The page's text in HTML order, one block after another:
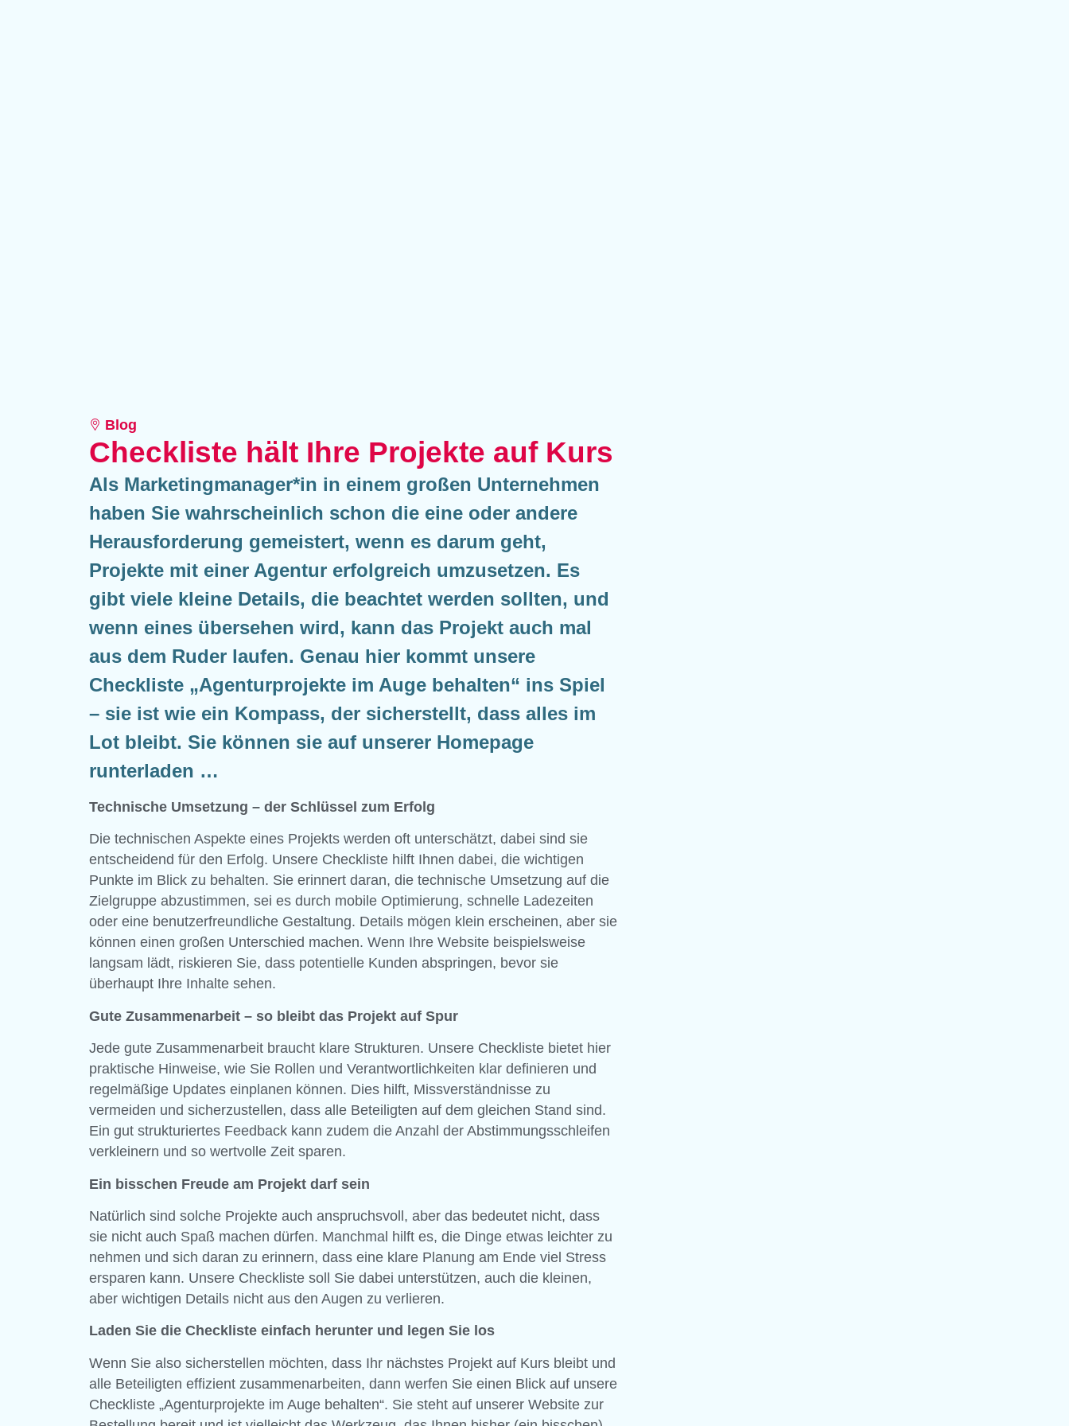
Blog
Checkliste hält Ihre Projekte auf Kurs
Als Marketingmanager*in in einem großen Unternehmen
haben Sie wahrscheinlich schon die eine oder andere
Herausforderung gemeistert, wenn es darum geht,
Projekte mit einer Agentur erfolgreich umzusetzen. Es
gibt viele kleine Details, die beachtet werden sollten, und
wenn eines übersehen wird, kann das Projekt auch mal
aus dem Ruder laufen. Genau hier kommt unsere
Checkliste „Agenturprojekte im Auge behalten“ ins Spiel
– sie ist wie ein Kompass, der sicherstellt, dass alles im
Lot bleibt. Sie können sie auf unserer Homepage
runterladen …
Technische Umsetzung – der Schlüssel zum Erfolg
Die technischen Aspekte eines Projekts werden oft unterschätzt, dabei sind sie
entscheidend für den Erfolg. Unsere Checkliste hilft Ihnen dabei, die wichtigen
Punkte im Blick zu behalten. Sie erinnert daran, die technische Umsetzung auf die
Zielgruppe abzustimmen, sei es durch mobile Optimierung, schnelle Ladezeiten
oder eine benutzerfreundliche Gestaltung. Details mögen klein erscheinen, aber sie
können einen großen Unterschied machen. Wenn Ihre Website beispielsweise
langsam lädt, riskieren Sie, dass potentielle Kunden abspringen, bevor sie
überhaupt Ihre Inhalte sehen.
Gute Zusammenarbeit – so bleibt das Projekt auf Spur
Jede gute Zusammenarbeit braucht klare Strukturen. Unsere Checkliste bietet hier
praktische Hinweise, wie Sie Rollen und Verantwortlichkeiten klar definieren und
regelmäßige Updates einplanen können. Dies hilft, Missverständnisse zu
vermeiden und sicherzustellen, dass alle Beteiligten auf dem gleichen Stand sind.
Ein gut strukturiertes Feedback kann zudem die Anzahl der Abstimmungsschleifen
verkleinern und so wertvolle Zeit sparen.
Ein bisschen Freude am Projekt darf sein
Natürlich sind solche Projekte auch anspruchsvoll, aber das bedeutet nicht, dass
sie nicht auch Spaß machen dürfen. Manchmal hilft es, die Dinge etwas leichter zu
nehmen und sich daran zu erinnern, dass eine klare Planung am Ende viel Stress
ersparen kann. Unsere Checkliste soll Sie dabei unterstützen, auch die kleinen,
aber wichtigen Details nicht aus den Augen zu verlieren.
Laden Sie die Checkliste einfach herunter und legen Sie los
Wenn Sie also sicherstellen möchten, dass Ihr nächstes Projekt auf Kurs bleibt und
alle Beteiligten effizient zusammenarbeiten, dann werfen Sie einen Blick auf unsere
Checkliste „Agenturprojekte im Auge behalten“. Sie steht auf unserer Website zur